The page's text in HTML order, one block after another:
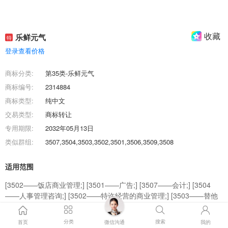
特 乐鲜元气 收藏
登录查看价格
商标分类:
第35类-乐鲜元气
商标编号:
2314884
商标类型:
纯中文
交易类型:
商标转让
专用期限:
2032年05月13日
类似群组:
3507,3504,3503,3502,3501,3506,3509,3508
适用范围
[3502——饭店商业管理;] [3501——广告;] [3507——会计;] [3504
——人事管理咨询;] [3502——特许经营的商业管理;] [3503——替他
人推销;] [3503——为商品和服务的买卖双方提供在线市场;] [3506
——为推销优化搜索引擎;] [3508——销售展示架出租;] [3509——药
首页 分类 微信沟通 搜索 我的